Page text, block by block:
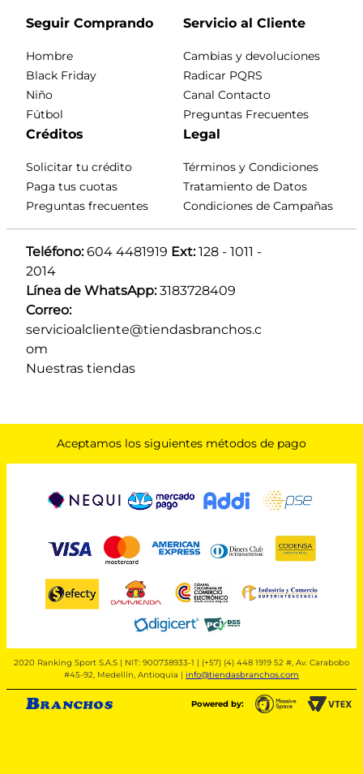
Seguir Comprando
Hombre
Black Friday
Niño
Fútbol
Servicio al Cliente
Cambias y devoluciones
Radicar PQRS
Canal Contacto
Preguntas Frecuentes
Créditos
Solicitar tu crédito
Paga tus cuotas
Preguntas frecuentes
Legal
Términos y Condiciones
Tratamiento de Datos
Condiciones de Campañas
Teléfono: 604 4481919 Ext: 128 - 1011 -
2014
Línea de WhatsApp: 3183728409
Correo:
servicioalcliente@tiendasbranchos.c
om
Nuestras tiendas
Aceptamos los siguientes métodos de pago
2020 Ranking Sport S.A.S | NIT: 900738933-1 | (+57) (4) 448 1919 52 #, Av. Carabobo
#45-92, Medellín, Antioquia | info@tiendasbranchos.com
Powered by: